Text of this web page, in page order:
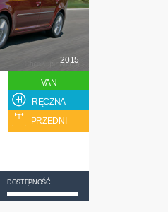
2015
VAN
RĘCZNA
PRZEDNI
DOSTĘPNOŚĆ